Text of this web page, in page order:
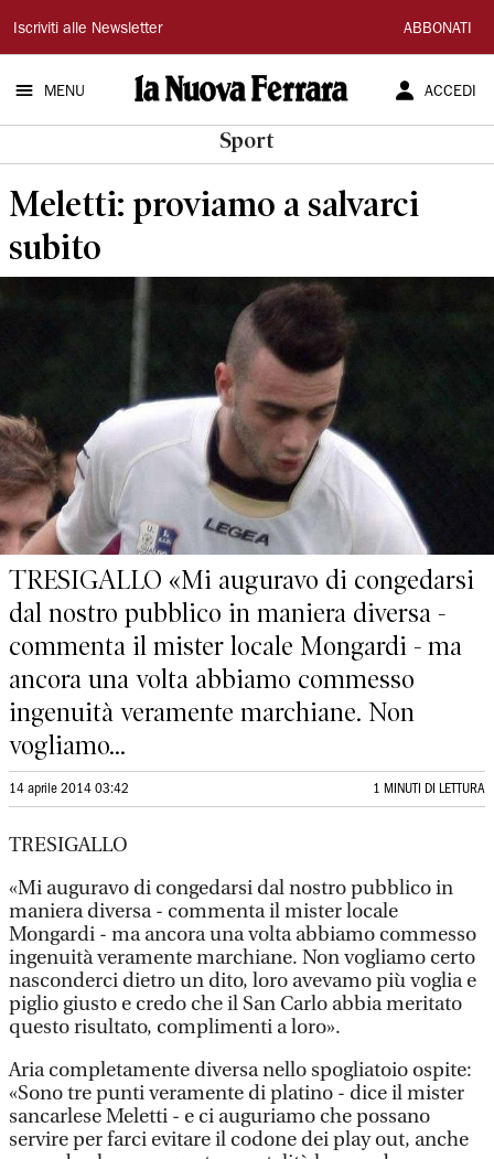
La
Nuova
Ferrara
Iscriviti alle Newsletter ABBONATI
MENU ACCEDI
Sport
Meletti: proviamo a salvarci
subito
TRESIGALLO «Mi auguravo di congedarsi
dal nostro pubblico in maniera diversa -
commenta il mister locale Mongardi - ma
ancora una volta abbiamo commesso
ingenuità veramente marchiane. Non
vogliamo...
14 aprile 2014 03:42 1 MINUTI DI LETTURA
TRESIGALLO
«Mi auguravo di congedarsi dal nostro pubblico in
maniera diversa - commenta il mister locale
Mongardi - ma ancora una volta abbiamo commesso
ingenuità veramente marchiane. Non vogliamo certo
nasconderci dietro un dito, loro avevamo più voglia e
piglio giusto e credo che il San Carlo abbia meritato
questo risultato, complimenti a loro».
Aria completamente diversa nello spogliatoio ospite:
«Sono tre punti veramente di platino - dice il mister
sancarlese Meletti - e ci auguriamo che possano
servire per farci evitare il codone dei play out, anche